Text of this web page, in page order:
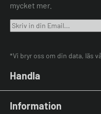
mycket mer.
*Vi bryr oss om din data, läs
Handla
Laddkablar
Information